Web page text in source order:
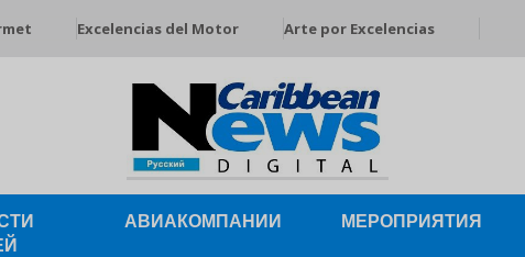
Excelencias del Motor Arte por Excelencias
АВИАКОМПАНИИ МЕРОПРИЯТИЯ